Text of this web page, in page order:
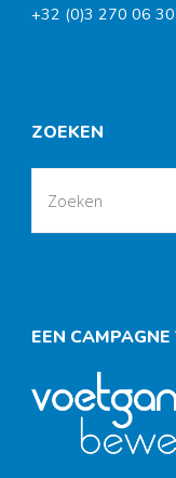
+32 (0)3 270 06 30
ZOEKEN
EEN